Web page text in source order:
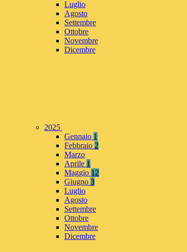
Luglio
Agosto
Settembre
Ottobre
Novembre
Dicembre
2025
Gennaio 1
Febbraio 2
Marzo
Aprile 1
Maggio 12
Giugno 3
Luglio
Agosto
Settembre
Ottobre
Novembre
Dicembre